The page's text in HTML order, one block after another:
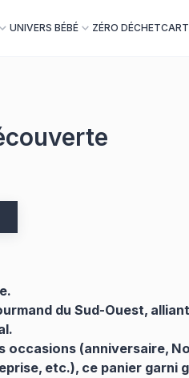
UNIVERS BÉBÉ ZÉRO DÉCHET
du Sud-Ouest,
occasions (anniversaire,
etc.), ce panier garni